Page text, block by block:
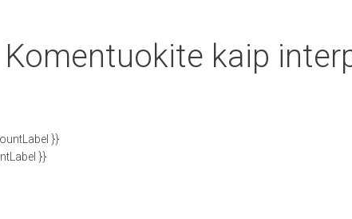
kaip
}}
}}